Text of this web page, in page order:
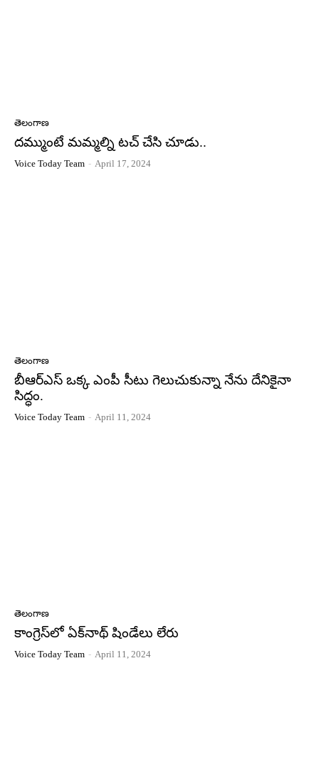
తెలంగాణ
దమ్ముంటే మమ్మల్ని టచ్ చేసి చూడు..
Voice Today Team - April 17, 2024
తెలంగాణ
బీఆర్ఎస్‌ ఒక్క ఎంపీ సీటు గెలుచుకున్నా నేను దేనికైనా
సిద్ధం.
Voice Today Team - April 11, 2024
తెలంగాణ
కాంగ్రెస్‌లో ఏక్‌నాథ్‌ షిండేలు లేరు
Voice Today Team - April 11, 2024